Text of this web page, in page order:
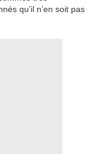
qu’il n’en soit pas